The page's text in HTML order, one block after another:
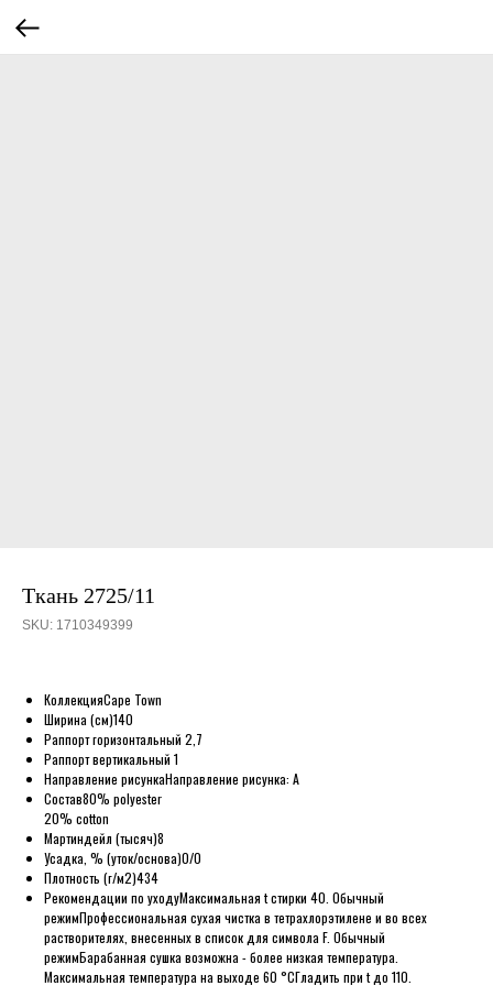
Ткань 2725/11
SKU: 1710349399
КоллекцияCape Town
Ширина (см)140
Раппорт горизонтальный 2,7
Раппорт вертикальный 1
Направление рисункаНаправление рисунка: A
Состав80% polyester
20% cotton
Мартиндейл (тысяч)8
Усадка, % (уток/основа)0/0
Плотность (г/м2)434
Рекомендации по уходуМаксимальная t стирки 40. Обычный
режимПрофессиональная сухая чистка в тетрахлорэтилене и во всех
растворителях, внесенных в список для символа F. Обычный
режимБарабанная сушка возможна - более низкая температура.
Максимальная температура на выходе 60 °СГладить при t до 110.